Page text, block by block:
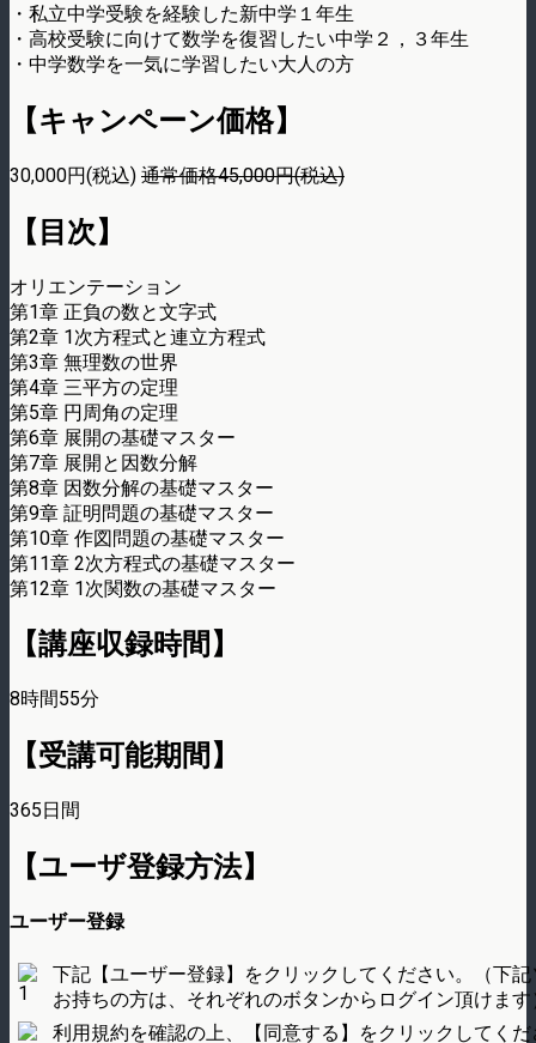
・私立中学受験を経験した新中学１年生
・高校受験に向けて数学を復習したい中学２，３年生
・中学数学を一気に学習したい大人の方
【キャンペーン価格】
30,000円(税込) 通常価格45,000円(税込)
【目次】
オリエンテーション
第1章 正負の数と文字式
第2章 1次方程式と連立方程式
第3章 無理数の世界
第4章 三平方の定理
第5章 円周角の定理
第6章 展開の基礎マスター
第7章 展開と因数分解
第8章 因数分解の基礎マスター
第9章 証明問題の基礎マスター
第10章 作図問題の基礎マスター
第11章 2次方程式の基礎マスター
第12章 1次関数の基礎マスター
【講座収録時間】
8時間55分
【受講可能期間】
365日間
【ユーザ登録方法】
ユーザー登録
下記【ユーザー登録】をクリックしてください。（下
お持ちの方は、それぞれのボタンからログイン頂けます
利用規約を確認の上、【同意する】をクリックしてくだ